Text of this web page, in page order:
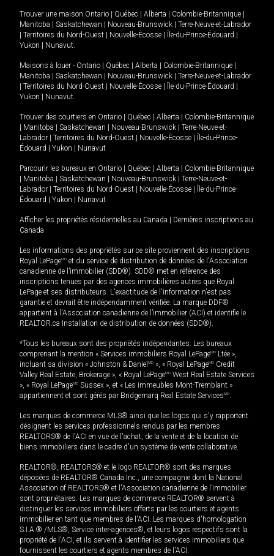
Trouver une maison Ontario Québec Alberta Colombie-Britannique
Manitoba
Saskatchewan Nouveau-Brunswick
Terre-Neuve-et-Labrador
Territoires du Nord-Ouest Nouvelle-Écosse Île-du-Prince-Édouard
Yukon
Nunavut.
Maisons à louer - Ontario Québec Alberta Colombie-Britannique
Manitoba
Saskatchewan Nouveau-Brunswick
Terre-Neuve-et-Labrador
Territoires du Nord-Ouest Nouvelle-Écosse Île-du-Prince-Édouard
Yukon
Nunavut.
Trouver des courtiers en Ontario Québec Alberta
Colombie-Britannique
Manitoba Saskatchewan Nouveau-Brunswick
Terre-Neuve-et-
Labrador
Territoires du Nord-Ouest Nouvelle-Écosse
Île-du-Prince-
Édouard
Yukon Nunavut
Parcourir les bureaux en Ontario Québec Alberta
Colombie-Britannique
Manitoba Saskatchewan Nouveau-Brunswick
Terre-Neuve-et-
Labrador
Territoires du Nord-Ouest Nouvelle-Écosse
Île-du-Prince-
Édouard
Yukon Nunavut
Afficher les propriétés résidentielles au Canada
Dernières inscriptions au
Canada
Les informations des propriétés sur ce site proviennent des inscriptions
Royal LePageMD et du service de distribution de données de l'Association
canadienne de l’immobilier (SDD®). SDD® met en référence des
inscriptions tenues par des agences immobilières autres que Royal
LePage et ses distributeurs. L'exactitude de l'information n'est pas
garantie et devrait être indépendamment vérifiée. La marque DDF®
appartient à l'Association canadienne de l’immobilier (ACI) et identifie le
REALTOR.ca Installation de distribution de données (SDD®).
*Tous les bureaux sont des propriétés indépendantes. Les bureaux
comprenant la mention « Services immobiliers Royal LePageMD Ltée »,
incluant sa division « Johnston & Daniel MD », « Royal LePageMD Credit
Valley Real Estate, Brokerage », « Royal LePageMD West Real Estate Services
», « Royal LePageMD Sussex », et « Les immeubles Mont-Tremblant »
appartiennent et sont gérés par Bridgemarq Real Estate ServicesMD.
Les marques de commerce MLS® ainsi que les logos qui s'y rapportent
désignent les services professionnels rendus par les membres
REALTORS® de l'ACI en vue de l'achat, de la vente et de la location de
biens immobiliers dans le cadre d'un système de vente collaborative.
REALTOR®, REALTORS® et le logo REALTOR® sont des marques
déposées de REALTOR® Canada Inc., une compagnie dont la National
Association of REALTORS® et l'Association canadienne de l’immobilier
sont propriétaires. Les marques de commerce REALTOR® servent à
distinguer les services immobiliers offerts par les courtiers et agents
immobilier en tant que membres de l'ACI. Les marques d'homologation
S.I.A.® /MLS®, Service inter-agences®, et leurs logos respectifs sont la
propriété de l'ACI, et ils servent à identifier les services immobiliers que
fournissent les courtiers et agents membres de l'ACI.